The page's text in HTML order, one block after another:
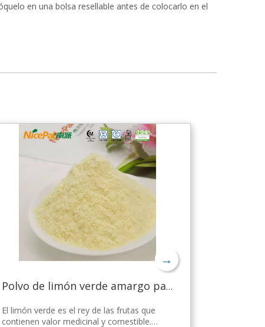
en una bolsa resellable antes de colocarlo en el
→
Polvo de limón verde amargo para bajar de peso
El limón verde es el rey de las frutas que
contienen valor medicinal y comestible.